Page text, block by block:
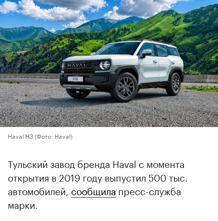
Haval H3(Фото: Haval)
Тульский завод бренда Haval с момента
открытия в 2019 году выпустил 500 тыс.
автомобилей, сообщила пресс-служба
марки.